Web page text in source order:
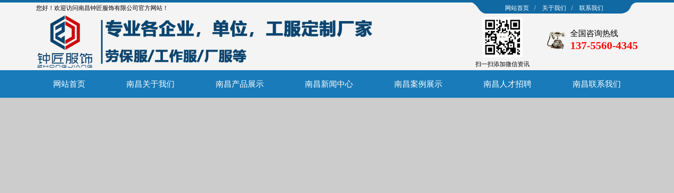
网站首页 / 关于我们 / 联系我们
您好！欢迎访问南昌钟匠服饰有限公司官方网站！
全国咨询热线
137-5560-4345
扫一扫添加微信资讯
网站首页 南昌关于我们 南昌产品展示 南昌新闻中心 南昌案例展示 南昌人才招聘 南昌联系我们